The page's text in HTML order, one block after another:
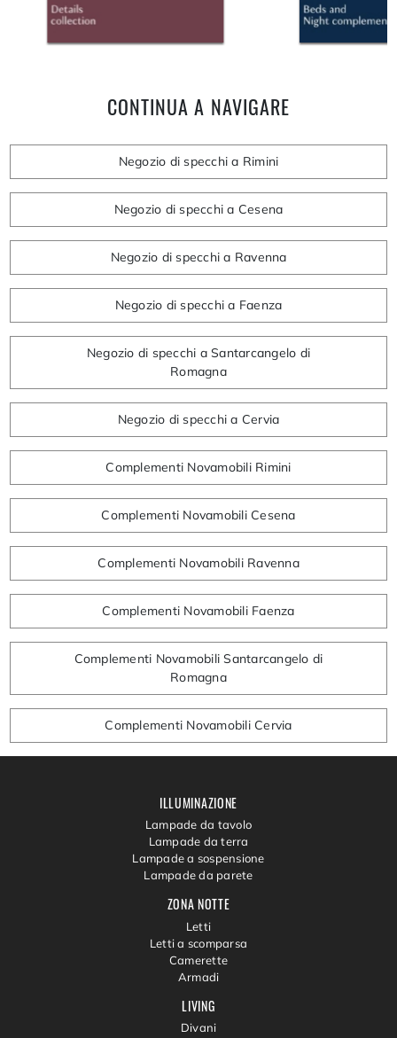
CONTINUA A NAVIGARE
Negozio di specchi a Rimini
Negozio di specchi a Cesena
Negozio di specchi a Ravenna
Negozio di specchi a Faenza
Negozio di specchi a Santarcangelo di
Romagna
Negozio di specchi a Cervia
Complementi Novamobili Rimini
Complementi Novamobili Cesena
Complementi Novamobili Ravenna
Complementi Novamobili Faenza
Complementi Novamobili Santarcangelo di
Romagna
Complementi Novamobili Cervia
LIVING
Divani
ZONA NOTTE
Letti
Letti a scomparsa
Camerette
Armadi
ILLUMINAZIONE
Lampade da tavolo
Lampade da terra
Lampade a sospensione
Lampade da parete